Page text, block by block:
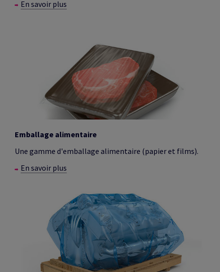
En savoir plus
Emballage alimentaire
Une gamme d'emballage alimentaire (papier et films).
En savoir plus